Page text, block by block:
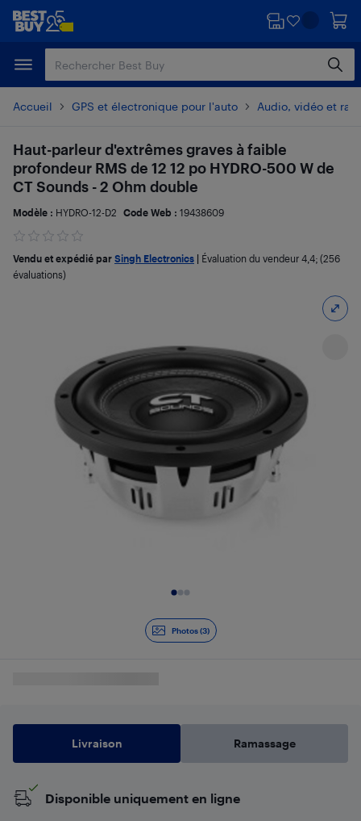
Passer
principal
Passer
Accueil GPS et électronique pour l'auto Audio, vidéo et
Photos (3)
Haut-parleur d'extrêmes graves à faible
profondeur RMS de 12 12 po HYDRO-500 W de
CT Sounds - 2 Ohm double
Modèle : HYDRO-12-D2 Code Web : 19438609
Vendu et expédié par Singh Electronics Évaluation du vendeur 4,4; (256
évaluations)
Livraison Ramassage
Disponible uniquement en ligne